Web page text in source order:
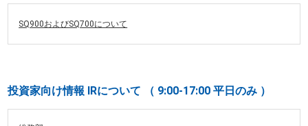
SQ900およびSQ700について
投資家向け情報 IRについて （ 9:00-17:00 平日のみ ）